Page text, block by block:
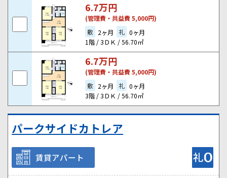
6.7万円
(管理費・共益費 5,000円)
敷 2ヶ月 礼 0ヶ月
1階 / 3ＤＫ / 56.70㎡
6.7万円
(管理費・共益費 5,000円)
敷 2ヶ月 礼 0ヶ月
3階 / 3ＤＫ / 56.70㎡
パークサイドカトレア
賃貸アパート